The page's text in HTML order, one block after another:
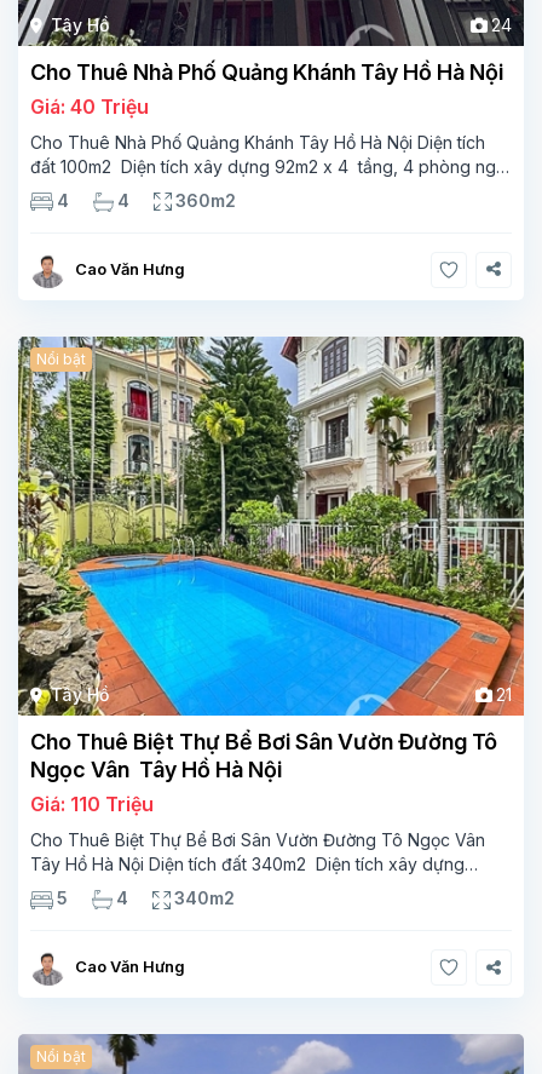
Tây Hồ 24
Cho Thuê Nhà Phố Quảng Khánh Tây Hồ Hà Nội
Giá: 40 Triệu
Cho Thuê Nhà Phố Quảng Khánh Tây Hồ Hà Nội Diện tích
đất 100m2 Diện tích xây dựng 92m2 x 4 tầng, 4 phòng ngủ
3 phòng tắm Tầng 1 – phòng bếp-1wc Tầng 2– phòng khách
, 1 phòng ngủ,1 phòng tắm Tầng 3- 2
4 4 360m2
Cao Văn Hưng
Tây Hồ 21
Nổi bật
Cho Thuê Biệt Thự Bể Bơi Sân Vườn Đường Tô
Ngọc Vân Tây Hồ Hà Nội
Giá: 110 Triệu
Cho Thuê Biệt Thự Bể Bơi Sân Vườn Đường Tô Ngọc Vân
Tây Hồ Hà Nội Diện tích đất 340m2 Diện tích xây dựng
110m2 Xây 3 tầng, 5 phòng ngủ 4 phòng tắm Tầng 1, ,
phòng khách , phòng bếp-1wc Tầng 2, 3
5 4 340m2
Cao Văn Hưng
Nổi bật